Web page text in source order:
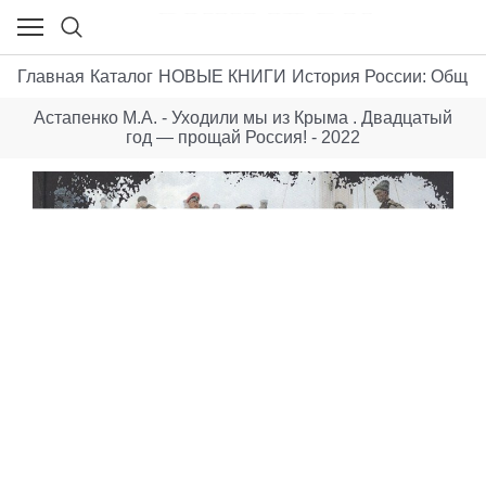
Главная Каталог НОВЫЕ КНИГИ История России:
Астапенко М.А. - Уходили мы из Крыма . Двадцатый
год — прощай Россия! - 2022